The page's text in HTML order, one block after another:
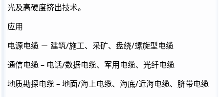
光及高硬度挤出技术。
应用
电源电缆 － 建筑/施工、采矿、盘绕/螺旋型电缆
通信电缆 – 电话/数据电缆、军用电缆、光纤电缆
地质勘探电缆 – 地面/海上电缆、海底/近海电缆、脐带电缆